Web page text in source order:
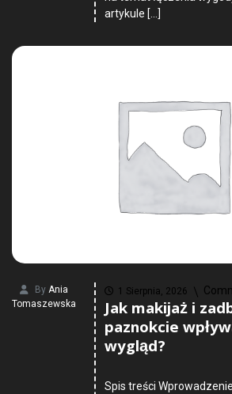
artykule […]
By Ania
Tomaszewska
1 Sierpnia, 2026
Jak makijaż i
paznokcie
wygląd?
Spis treści